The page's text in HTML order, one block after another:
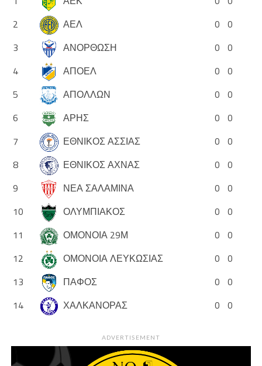
2
ΑΕΛ 0 0
3
ΑΝΟΡΘΩΣΗ 0 0
4
ΑΠΟΕΛ 0 0
5
ΑΠΟΛΛΩΝ 0 0
6
ΑΡΗΣ 0 0
7
ΕΘΝΙΚΟΣ ΑΣΣΙΑΣ 0 0
8
ΕΘΝΙΚΟΣ ΑΧΝΑΣ 0 0
9
ΝΕΑ ΣΑΛΑΜΙΝΑ 0 0
10
ΟΛΥΜΠΙΑΚΟΣ 0 0
11
ΟΜΟΝΟΙΑ 29Μ 0 0
12
ΟΜΟΝΟΙΑ ΛΕΥΚΩΣΙΑΣ 0 0
13
ΠΑΦΟΣ 0 0
14
ΧΑΛΚΑΝΟΡΑΣ 0 0
ADVERTISEMENT